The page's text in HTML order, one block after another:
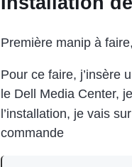
Première manip à
Pour ce faire, j’insère
le Dell Media Center,
l’installation, je vais
commande